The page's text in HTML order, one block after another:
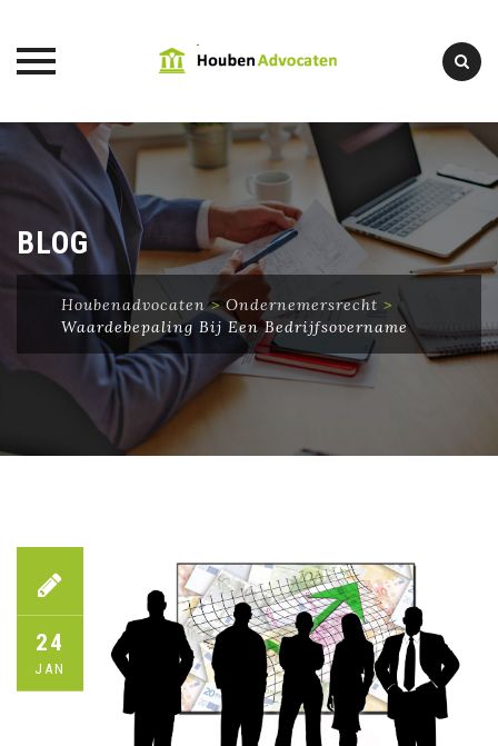
Skip
content
BLOG
Houbenadvocaten>Ondernemersrecht >
Waardebepaling Bij Een Bedrijfsovername
24
JAN